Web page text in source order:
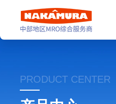
PRODUCT CENTER